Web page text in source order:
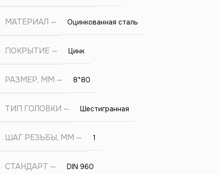
МАТЕРИАЛ Оцинкованная сталь
ПОКРЫТИЕ Цинк
РАЗМЕР, ММ 8*80
ТИП ГОЛОВКИ Шестигранная
ШАГ РЕЗЬБЫ, ММ 1
СТАНДАРТ DIN 960